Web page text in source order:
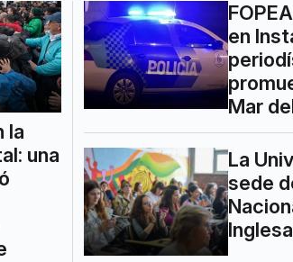
la
una
en
Mar
La
sede
Inglesa